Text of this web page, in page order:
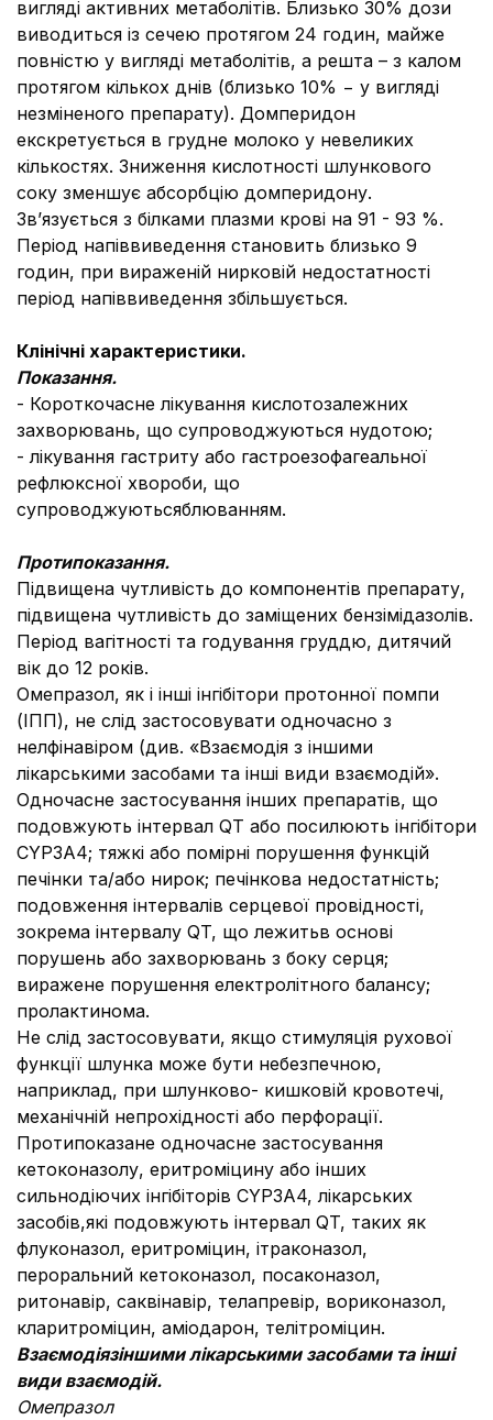
вигляді активних метаболітів. Близько 30% дози
виводиться із сечею протягом 24 годин, майже
повністю у вигляді метаболітів, а решта – з калом
протягом кількох днів (близько 10% − у вигляді
незміненого препарату). Домперидон
екскретується в грудне молоко у невеликих
кількостях. Зниження кислотності шлункового
соку зменшує абсорбцію домперидону.
Зв’язується з білками плазми крові на 91 - 93 %.
Період напіввиведення становить близько 9
годин, при вираженій нирковій недостатності
період напіввиведення збільшується.
Клінічні характеристики.
Показання.
- Короткочасне лікування кислотозалежних
захворювань, що супроводжуються нудотою;
- лікування гастриту або гастроезофагеальної
рефлюксної хвороби, що
супроводжуютьсяблюванням.
Протипоказання.
Підвищена чутливість до компонентів препарату,
підвищена чутливість до заміщених бензімідазолів.
Період вагітності та годування груддю, дитячий
вік до 12 років.
Омепразол, як і інші інгібітори протонної помпи
(ІПП), не слід застосовувати одночасно з
нелфінавіром (див. «Взаємодія з іншими
лікарськими засобами та інші види взаємодій».
Одночасне застосування інших препаратів, що
подовжують інтервал QT або посилюють інгібітори
CYP3A4; тяжкі або помірні порушення функцій
печінки та/або нирок; печінкова недостатність;
подовження інтервалів серцевої провідності,
зокрема інтервалу QT, що лежитьв основі
порушень або захворювань з боку серця;
виражене порушення електролітного балансу;
пролактинома.
Не слід застосовувати, якщо стимуляція рухової
функції шлунка може бути небезпечною,
наприклад, при шлунково- кишковій кровотечі,
механічній непрохідності або перфорації.
Протипоказане одночасне застосування
кетоконазолу, еритроміцину або інших
сильнодіючих інгібіторів CYP3A4, лікарських
засобів,які подовжують інтервал QT, таких як
флуконазол, еритроміцин, ітраконазол,
пероральний кетоконазол, посаконазол,
ритонавір, саквінавір, телапревір, вориконазол,
кларитроміцин, аміодарон, телітроміцин.
Взаємодіязіншими лікарськими засобами та інші
види взаємодій.
Омепразол